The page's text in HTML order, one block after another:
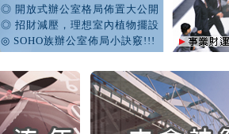
◎ 開放式辦公室格局佈置大公開
◎ 招財減壓，理想室內植物擺設
◎ SOHO族辦公室佈局小訣竅!!!